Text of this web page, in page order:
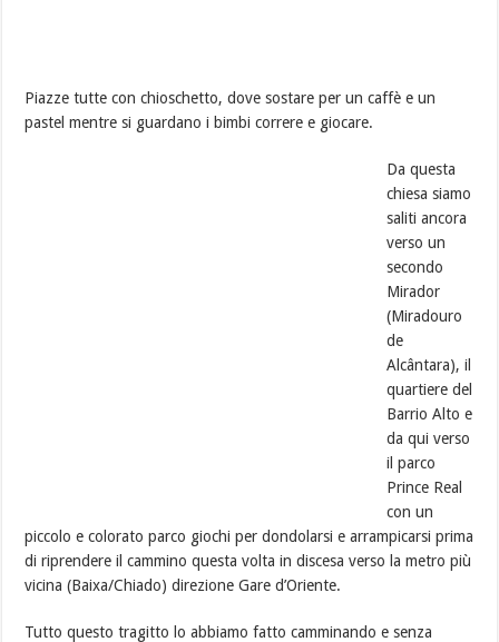
Piazze tutte con chioschetto, dove sostare per un caffè e un
pastel mentre si guardano i bimbi correre e giocare.
Da questa
chiesa siamo
saliti ancora
verso un
secondo
Mirador
(Miradouro
de
Alcântara), il
quartiere del
Barrio Alto e
da qui verso
il parco
Prince Real
con un
piccolo e colorato parco giochi per dondolarsi e arrampicarsi prima
di riprendere il cammino questa volta in discesa verso la metro più
vicina (Baixa/Chiado) direzione Gare d’Oriente.
Tutto questo tragitto lo abbiamo fatto camminando e senza